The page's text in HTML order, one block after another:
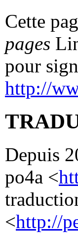
Cette
pages
pour
http://
Depuis
po4a <
<http://